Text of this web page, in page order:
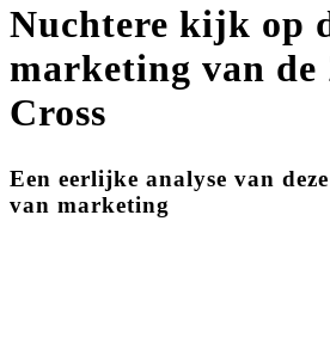
Nuchtere kijk op
marketing van de
Cross
Een eerlijke analyse van
van marketing